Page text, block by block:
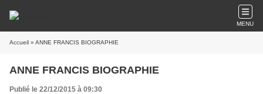
MENU
Accueil » ANNE FRANCIS BIOGRAPHIE
ANNE FRANCIS BIOGRAPHIE
Publié le 22/12/2015 à 09:30